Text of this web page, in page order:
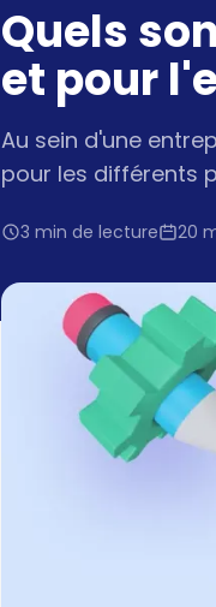
Quels
et pour
Au sein d'une
pour les différents
3 min de lecture 20